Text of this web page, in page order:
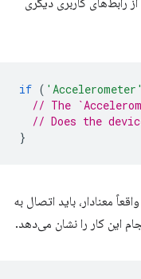
رابط‌های کاربری دیگری
if ( 'Accelerometer'
// The
// Does the
}
معنادار، باید اتصال به
این کار را نشان می‌دهد.